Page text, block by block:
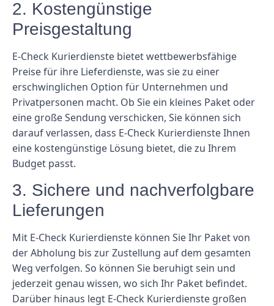
2. Kostengünstige
Preisgestaltung
E-Check Kurierdienste bietet wettbewerbsfähige
Preise für ihre Lieferdienste, was sie zu einer
erschwinglichen Option für Unternehmen und
Privatpersonen macht. Ob Sie ein kleines Paket oder
eine große Sendung verschicken, Sie können sich
darauf verlassen, dass E-Check Kurierdienste Ihnen
eine kostengünstige Lösung bietet, die zu Ihrem
Budget passt.
3. Sichere und nachverfolgbare
Lieferungen
Mit E-Check Kurierdienste können Sie Ihr Paket von
der Abholung bis zur Zustellung auf dem gesamten
Weg verfolgen. So können Sie beruhigt sein und
jederzeit genau wissen, wo sich Ihr Paket befindet.
Darüber hinaus legt E-Check Kurierdienste großen